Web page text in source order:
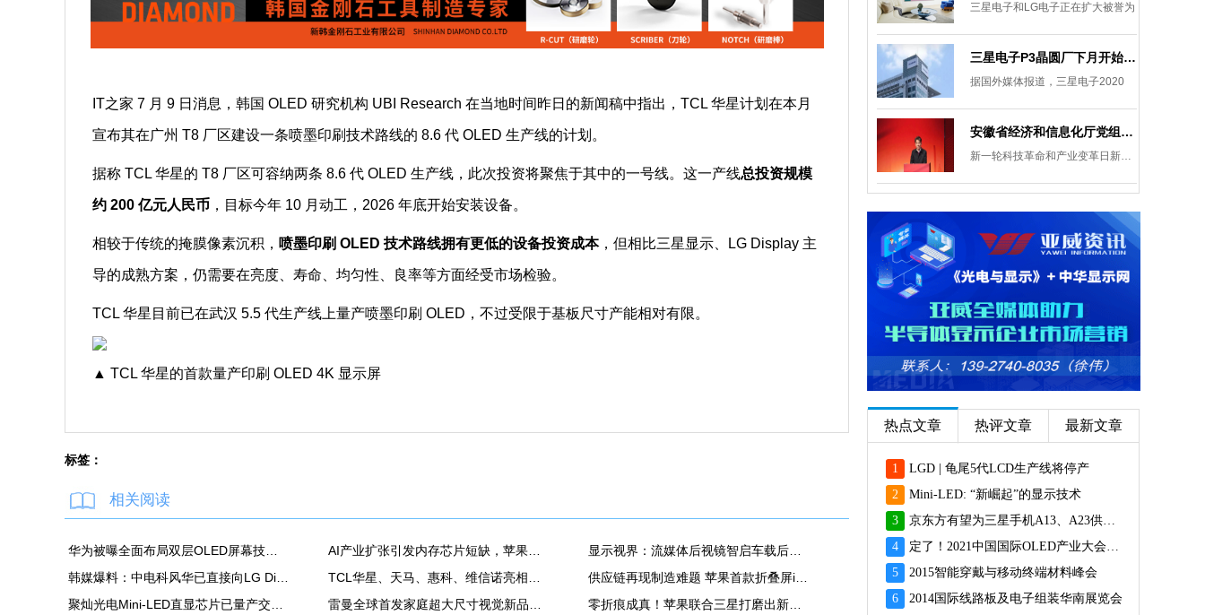
IT之家 7 月 9 日消息，韩国 OLED 研究机构 UBI Research 在当地时间昨日的新闻稿中指出，TCL 华星计划在本月
宣布其在广州 T8 厂区建设一条喷墨印刷技术路线的 8.6 代 OLED 生产线的计划。
据称 TCL 华星的 T8 厂区可容纳两条 8.6 代 OLED 生产线，此次投资将聚焦于其中的一号线。这一产线总投资规模
约 200 亿元人民币 ，目标今年 10 月动工，2026 年底开始安装设备。
相较于传统的掩膜像素沉积， 喷墨印刷 OLED 技术路线拥有更低的设备投资成本，但相比三星显示、LG Display 主
导的成熟方案，仍需要在亮度、寿命、均匀性、良率等方面经受市场检验。
TCL 华星目前已在武汉 5.5 代生产线上量产喷墨印刷 OLED，不过受限于基板尺寸产能相对有限。
▲ TCL 华星的首款量产印刷 OLED 4K 显示屏
标签：
相关阅读
三星电子和LG电子正在扩大被誉为
三星电子P3晶圆厂下月开始安装设备，计划下半年建成
据国外媒体报道，三星电子2020
安徽省经济和信息化厅党组成员、副厅长柯文斌：掌握显示技术发展主动权 打造新型显示产业制造集群
新一轮科技革命和产业变革日新月异
热点文章 热评文章 最新文章
1
LGD | 龟尾5代LCD生产线将停产
2
Mini-LED: “新崛起”的显示技术
3
京东方有望为三星手机A13、A23供应面板
4
定了！2021中国国际OLED产业大会12月重磅启幕
5
2015智能穿戴与移动终端材料峰会
6
2014国际线路板及电子组装华南展览会